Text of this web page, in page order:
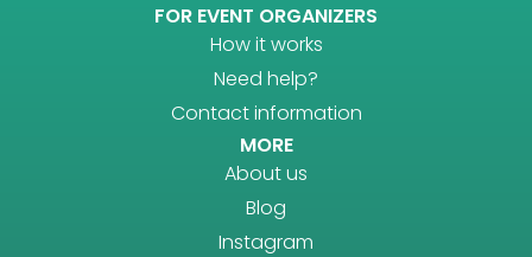
FOR EVENT ORGANIZERS
How it works
Need help?
Contact information
MORE
About us
Blog
Instagram